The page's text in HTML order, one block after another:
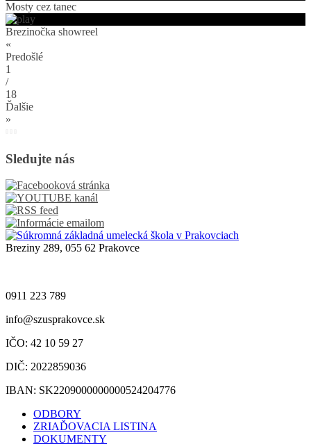
Mosty cez tanec
Brezinočka showreel
«
Predošlé
1
/
18
Ďalšie
»
Sledujte nás
Breziny 289, 055 62 Prakovce
0911 223 789
info@szusprakovce.sk
IČO: 42 10 59 27
DIČ: 2022859036
IBAN: SK2209000000000524204776
ODBORY
ZRIAĎOVACIA LISTINA
DOKUMENTY